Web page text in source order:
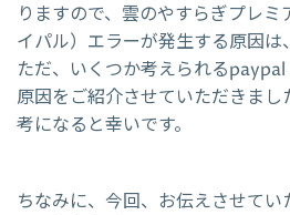
りますので、雲のやすらぎプレ
イパル）エラーが発生する原因は
ただ、いくつか考えられる
原因をご紹介させていただきま
考になると幸いです。
ちなみに、今回、お伝えさせてい